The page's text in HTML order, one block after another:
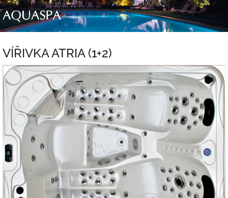
Přejít
na
obsah
VÍŘIVKA ATRIA (1+2)